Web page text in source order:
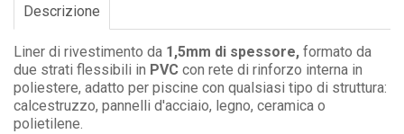
Descrizione
Liner di rivestimento da 1,5mm di spessore, formato da
due strati flessibili in PVC con rete di rinforzo interna in
poliestere, adatto per piscine con qualsiasi tipo di struttura:
calcestruzzo, pannelli d'acciaio, legno, ceramica o
polietilene.